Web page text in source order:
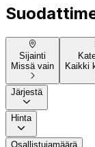
Sijainti
Missä vain
Kaikki
Järjestä
Hinta
Osallistujamäärä